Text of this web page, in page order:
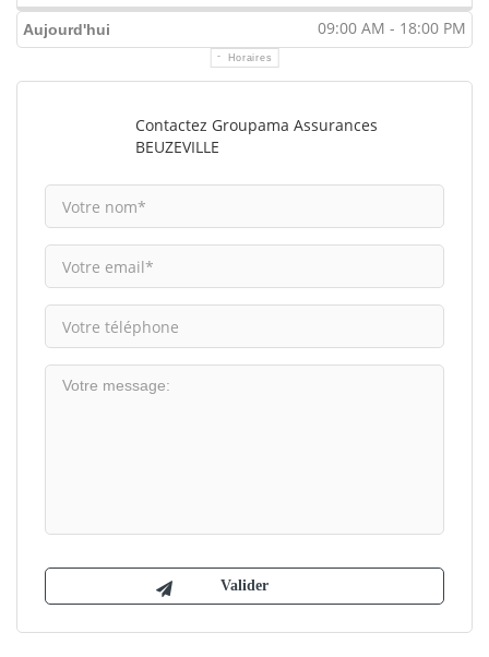
Aujourd'hui 09:00 AM - 18:00 PM
Horaires
Contactez Groupama Assurances
BEUZEVILLE